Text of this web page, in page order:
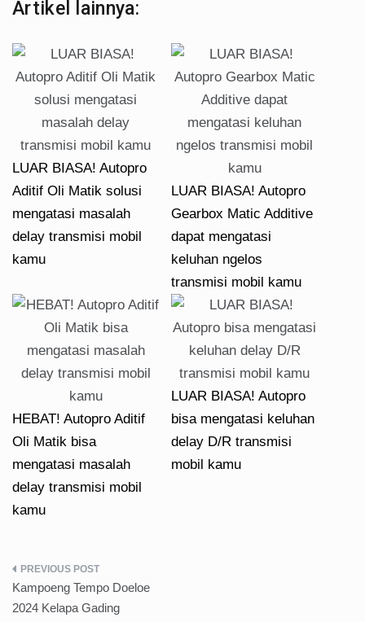
Artikel lainnya:
LUAR BIASA! Autopro
Aditif Oli Matik solusi
mengatasi masalah
delay transmisi mobil
kamu
LUAR BIASA! Autopro
Gearbox Matic Additive
dapat mengatasi
keluhan ngelos
transmisi mobil kamu
HEBAT! Autopro Aditif
Oli Matik bisa
mengatasi masalah
delay transmisi mobil
kamu
LUAR BIASA! Autopro
bisa mengatasi keluhan
delay D/R transmisi
mobil kamu
Post
navigation
Kampoeng Tempo Doeloe
2024 Kelapa Gading